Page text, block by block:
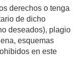
derechos o tenga
de dicho
deseados), plagio
esquemas
en este